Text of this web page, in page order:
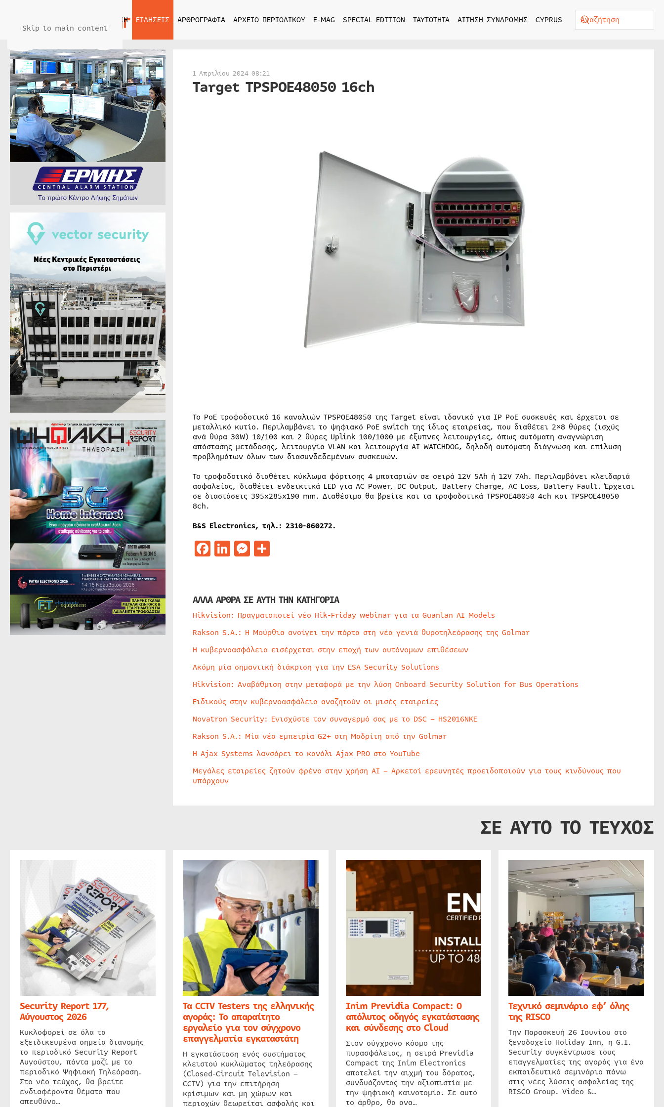
Skip to main content
ΑΡΧΙΚΗ ΕΙΔΗΣΕΙΣ ΑΡΘΡΟΓΡΑΦΙΑ ΑΡΧΕΙΟ ΠΕΡΙΟΔΙΚΟΥ E-MAG SPECIAL EDITION ΤΑΥΤΟΤΗΤΑ ΑΙΤΗΣΗ ΣΥΝΔΡΟΜΗΣ CYPRUS
1 Απριλίου 2024 08:21
Target TPSPOE48050 16ch
Το PoE τροφοδοτικό 16 καναλιών TPSPOE48050 της Target είναι ιδανικό για IP PoE συσκευές και έρχεται σε
μεταλλικό κυτίο. Περιλαμβάνει το ψηφιακό PoE switch της ίδιας εταιρείας, που διαθέτει 2×8 θύρες (ισχύς
ανά θύρα 30W) 10/100 και 2 θύρες Uplink 100/1000 με έξυπνες λειτουργίες, όπως αυτόματη αναγνώριση
απόστασης μετάδοσης, λειτουργία VLAN και λειτουργία AI WATCHDOG, δηλαδή αυτόματη διάγνωση και επίλυση
προβλημάτων όλων των διασυνδεδεμένων συσκευών.
Το τροφοδοτικό διαθέτει κύκλωμα φόρτισης 4 μπαταριών σε σειρά 12V 5Ah ή 12V 7Ah. Περιλαμβάνει κλειδαριά
ασφαλείας, διαθέτει ενδεικτικά LED για AC Power, DC Output, Battery Charge, AC Loss, Battery Fault. Έρχεται
σε διαστάσεις 395x285x190 mm. Διαθέσιμα θα βρείτε και τα τροφοδοτικά TPSPOE48050 4ch και TPSPOE48050
8ch.
B&S Electronics, τηλ.: 2310-860272.
Facebook
LinkedIn
Messenger
Μοιραστείτε
ΑΛΛΑ ΑΡΘΡΑ ΣΕ ΑΥΤΗ ΤΗΝ ΚΑΤΗΓΟΡΙΑ
Hikvision: Πραγματοποιεί νέο Hik-Friday webinar για τα Guanlan AI Models
Rakson S.A.: Η Μούρθια ανοίγει την πόρτα στη νέα γενιά θυροτηλεόρασης της Golmar
Η κυβερνοασφάλεια εισέρχεται στην εποχή των αυτόνομων επιθέσεων
Ακόμη μία σημαντική διάκριση για την ESA Security Solutions
Hikvision: Αναβάθμιση στην μεταφορά με την λύση Onboard Security Solution for Bus Operations
Ειδικούς στην κυβερνοασφάλεια αναζητούν οι μισές εταιρείες
Novatron Security: Ενισχύστε τον συναγερμό σας με το DSC – HS2016NKE
Rakson S.A.: Μία νέα εμπειρία G2+ στη Μαδρίτη από την Golmar
Η Ajax Systems λανσάρει το κανάλι Ajax PRO στο YouTube
Μεγάλες εταιρείες ζητούν φρένο στην χρήση AI – Αρκετοί ερευνητές προειδοποιούν για τους κινδύνους που
υπάρχουν
ΣΕ ΑΥΤΟ ΤΟ ΤΕΥΧΟΣ
Security Report 177,
Αύγουστος 2026
Κυκλοφορεί σε όλα τα
εξειδικευμένα σημεία διανομής
το περιοδικό Security Report
Αυγούστου, πάντα μαζί με το
περιοδικό Ψηφιακή Τηλεόραση.
Στο νέο τεύχος, θα βρείτε
ενδιαφέροντα θέματα που
απευθύνο…
Τα CCTV Testers της ελληνικής
αγοράς: Το απαραίτητο
εργαλείο για τον σύγχρονο
επαγγελματία εγκαταστάτη
Η εγκατάσταση ενός συστήματος
κλειστού κυκλώματος τηλεόρασης
(Closed-Circuit Television –
CCTV) για την επιτήρηση
κρίσιμων και μη χώρων και
περιοχών θεωρείται ασφαλής και
Inim Previdia Compact: Ο
απόλυτος οδηγός εγκατάστασης
και σύνδεσης στο Cloud
Στον σύγχρονο κόσμο της
πυρασφάλειας, η σειρά Previdia
Compact της Inim Electronics
αποτελεί την αιχμή του δόρατος,
συνδυάζοντας την αξιοπιστία με
την ψηφιακή καινοτομία. Σε αυτό
το άρθρο, θα ανα…
Τεχνικό σεμινάριο εφ’ όλης
της RISCO
Την Παρασκευή 26 Ιουνίου στο
ξενοδοχείο Holiday Inn, η G.I.
Security συγκέντρωσε τους
επαγγελματίες της αγοράς για ένα
εκπαιδευτικό σεμινάριο πάνω
στις νέες λύσεις ασφαλείας της
RISCO Group. Video &…